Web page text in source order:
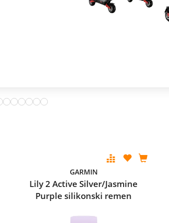
GARMIN
Lily 2 Active Silver/Jasmine
Purple silikonski remen